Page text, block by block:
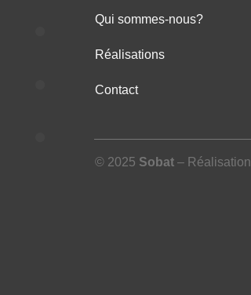
Qui sommes-nous?
Réalisations
Contact
© 2025 Sobat – Réalisation